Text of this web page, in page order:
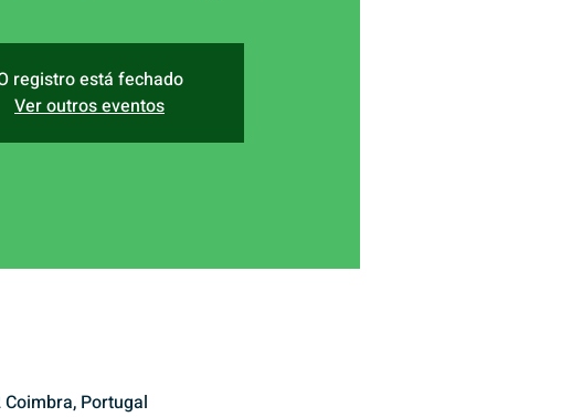
registro está fechado
Ver outros eventos
Portugal